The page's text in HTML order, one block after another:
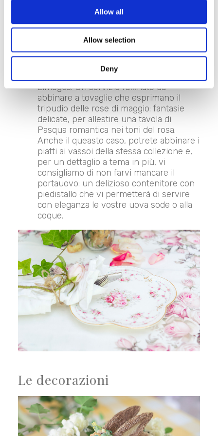
Allow all
Allow selection
Deny
catalogo primavera estate 2022
nonché la scelta ideale se amate le
piatti da tenere anche in esposizione. Il
loro disegno floreale, la forma smerlata e
il profilo dorato, infatti, ricordano molto
da vicino le antiche porcellane di
Limoges. Un servizio raffinato da
abbinare a tovaglie che esprimano il
tripudio delle rose di maggio: fantasie
delicate, per allestire una tavola di
Pasqua romantica nei toni del rosa.
Anche il queasto caso, potrete abbinare i
piatti ai vassoi della stessa collezione e,
per un dettaglio a tema in più, vi
consigliamo di non farvi mancare il
portauovo: un delizioso contenitore con
piedistallo che vi permetterà di servire
con eleganza le vostre uova sode o alla
coque.
Le decorazioni